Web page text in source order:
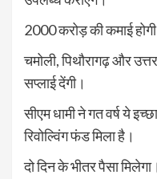
2000 करोड़ की कमाई
चमोली, पिथौरागढ़ और
सप्लाई देंगी।
सीएम धामी ने गत वर्ष ये
रिवोल्विंग फंड मिला है।
दो दिन के भीतर पैसा